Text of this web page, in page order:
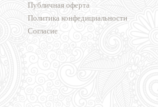
Публичная оферта
Политика конфедициальности
Согласие